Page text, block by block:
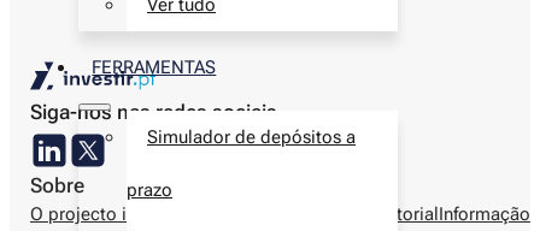
Ver tudo
FERRAMENTAS
Simulador de depósitos a
prazo
Siga-nos nas redes sociais
Sobre
O projecto investir.pt Metodologia editorialInformação